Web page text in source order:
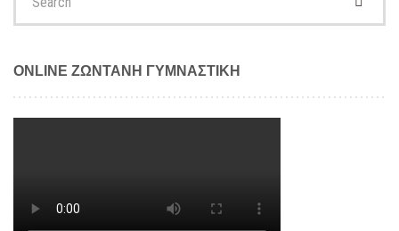
ONLINE ΖΩΝΤΑΝΗ ΓΥΜΝΑΣΤΙΚΗ